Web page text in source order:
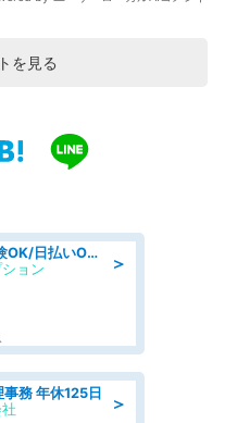
を見る
＞
マシンオペレーター/未経験OK/日払いOK/寮完備/交替制/20・30・40代活躍中
ョン
＞
務 年休125日